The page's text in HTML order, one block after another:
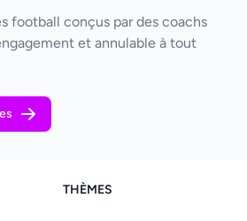
football conçus par des coachs
et annulable à tout
THÈMES